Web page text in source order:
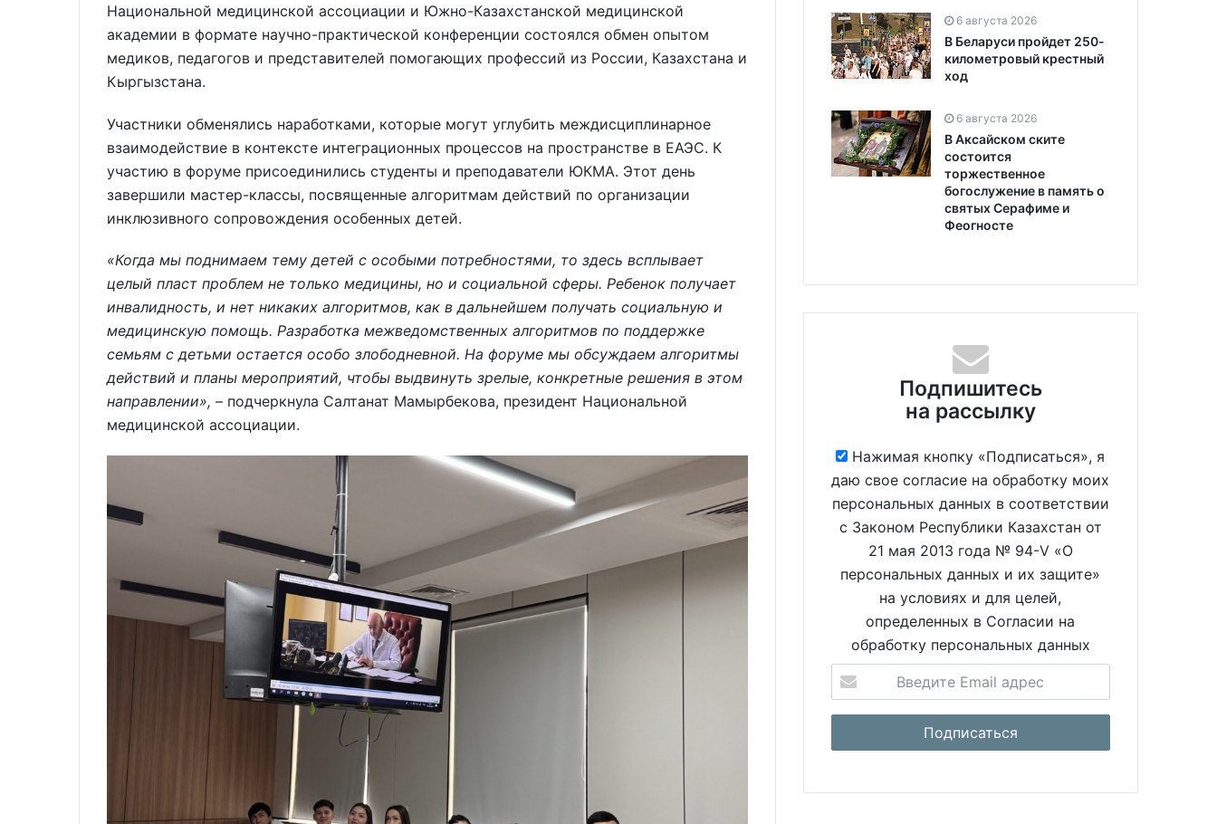
Национальной медицинской ассоциации и Южно-Казахстанской медицинской
академии в формате научно-практической конференции состоялся обмен опытом
медиков, педагогов и представителей помогающих профессий из России, Казахстана и
Кыргызстана.
Участники обменялись наработками, которые могут углубить междисциплинарное
взаимодействие в контексте интеграционных процессов на пространстве в ЕАЭС. К
участию в форуме присоединились студенты и преподаватели ЮКМА. Этот день
завершили мастер-классы, посвященные алгоритмам действий по организации
инклюзивного сопровождения особенных детей.
«Когда мы поднимаем тему детей с особыми потребностями, то здесь всплывает
целый пласт проблем не только медицины, но и социальной сферы. Ребенок получает
инвалидность, и нет никаких алгоритмов, как в дальнейшем получать социальную и
медицинскую помощь. Разработка межведомственных алгоритмов по поддержке
семьям с детьми остается особо злободневной. На форуме мы обсуждаем алгоритмы
действий и планы мероприятий, чтобы выдвинуть зрелые, конкретные решения в этом
направлении», – подчеркнула Салтанат Мамырбекова, президент Национальной
медицинской ассоциации.
6 августа 2026
В Беларуси пройдет 250-
километровый крестный
ход
6 августа 2026
В Аксайском ските
состоится
торжественное
богослужение в память о
святых Серафиме и
Феогносте
Подпишитесь
на рассылку
Нажимая кнопку «Подписаться», я
даю свое согласие на обработку моих
персональных данных в соответствии
с Законом Республики Казахстан от
21 мая 2013 года № 94-V «О
персональных данных и их защите»
на условиях и для целей,
определенных в Согласии на
обработку персональных данных